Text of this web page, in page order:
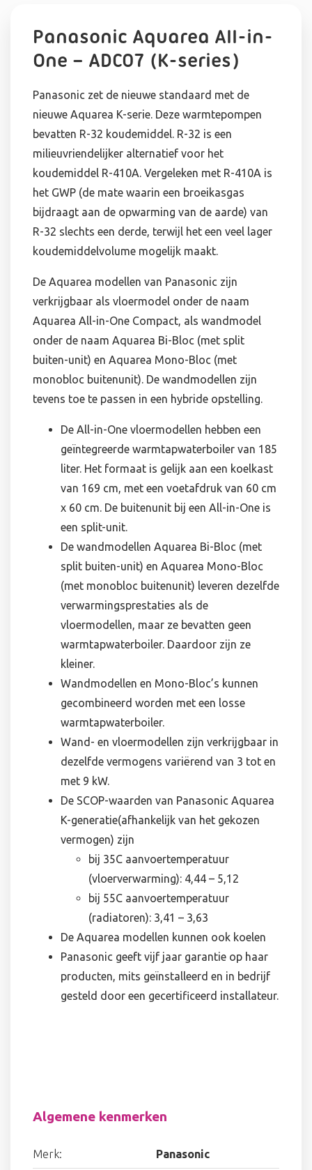
Panasonic Aquarea All-in-
One – ADC07 (K-series)
Panasonic zet de nieuwe standaard met de
nieuwe Aquarea K-serie. Deze warmtepompen
bevatten R-32 koudemiddel. R-32 is een
milieuvriendelijker alternatief voor het
koudemiddel R-410A. Vergeleken met R-410A is
het GWP (de mate waarin een broeikasgas
bijdraagt aan de opwarming van de aarde) van
R-32 slechts een derde, terwijl het een veel lager
koudemiddelvolume mogelijk maakt.
De Aquarea modellen van Panasonic zijn
verkrijgbaar als vloermodel onder de naam
Aquarea All-in-One Compact, als wandmodel
onder de naam Aquarea Bi-Bloc (met split
buiten-unit) en Aquarea Mono-Bloc (met
monobloc buitenunit). De wandmodellen zijn
tevens toe te passen in een hybride opstelling.
De All-in-One vloermodellen hebben een
geïntegreerde warmtapwaterboiler van 185
liter. Het formaat is gelijk aan een koelkast
van 169 cm, met een voetafdruk van 60 cm
x 60 cm. De buitenunit bij een All-in-One is
een split-unit.
De wandmodellen Aquarea Bi-Bloc (met
split buiten-unit) en Aquarea Mono-Bloc
(met monobloc buitenunit) leveren dezelfde
verwarmingsprestaties als de
vloermodellen, maar ze bevatten geen
warmtapwaterboiler. Daardoor zijn ze
kleiner.
Wandmodellen en Mono-Bloc’s kunnen
gecombineerd worden met een losse
warmtapwaterboiler.
Wand- en vloermodellen zijn verkrijgbaar in
dezelfde vermogens variërend van 3 tot en
met 9 kW.
De SCOP-waarden van Panasonic Aquarea
K-generatie(afhankelijk van het gekozen
vermogen) zijn
bij 35C aanvoertemperatuur
(vloerverwarming): 4,44 – 5,12
bij 55C aanvoertemperatuur
(radiatoren): 3,41 – 3,63
De Aquarea modellen kunnen ook koelen
Panasonic geeft vijf jaar garantie op haar
producten, mits geïnstalleerd en in bedrijf
gesteld door een gecertificeerd installateur.
Algemene kenmerken
Merk: Panasonic